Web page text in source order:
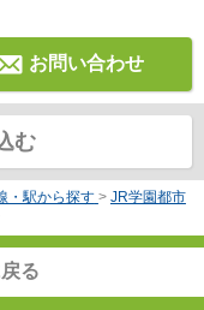
お問い合わせ
む
・駅から探す > JR学園都市
る